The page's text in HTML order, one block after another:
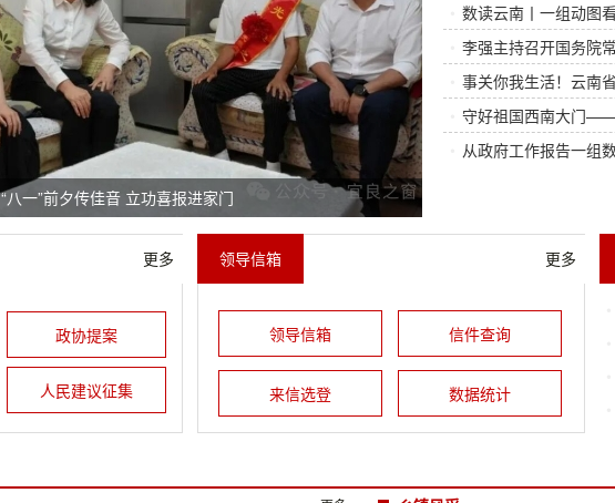
“八一”前夕传佳音 立功喜报进家门
数读云南丨一组动图
李强主持召开国务院
事关你我生活！云南
守好祖国西南大门——
从政府工作报告一组
更多
政协提案
人民建议征集
领导信箱 更多
领导信箱 信件查询
来信选登 数据统计